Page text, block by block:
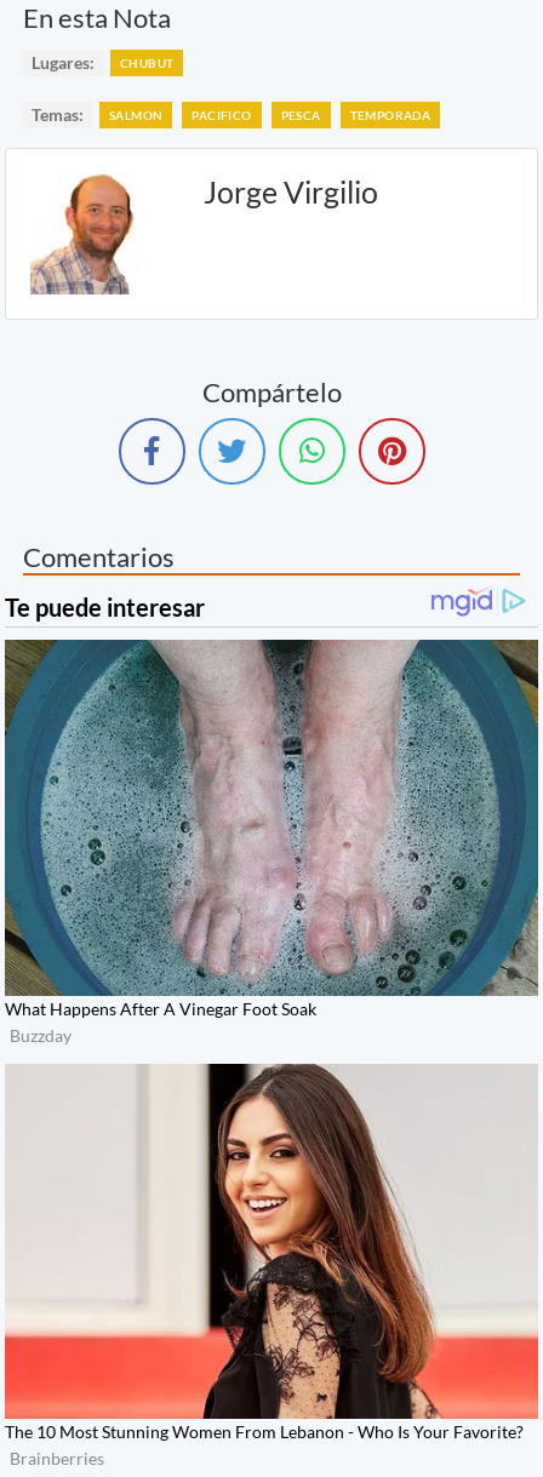
En esta Nota
Lugares: CHUBUT
Temas: SALMON PACIFICO PESCA TEMPORADA
Jorge Virgilio
Compártelo
Comentarios